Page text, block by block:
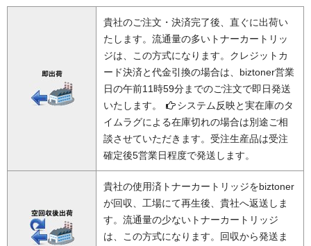
貴社のご注文・決済完了後、直ぐに出荷い
たします。流通量の多いトナーカートリッ
ジは、この方式になります。クレジットカ
ード決済と代金引換の場合は、biztoner営業
日の午前11時59分までのご注文で即日発送
いたします。
システム反映と実在庫のタ
イムラグによる在庫切れの場合は別途ご相
談させていただきます。受注生産品は受注
確定後5営業日程度で発送します。
貴社の使用済トナーカートリッジをbiztoner
が回収、工場にて再生後、貴社へ返送しま
す。流通量の少ないトナーカートリッジ
は、この方式になります。回収から発送ま